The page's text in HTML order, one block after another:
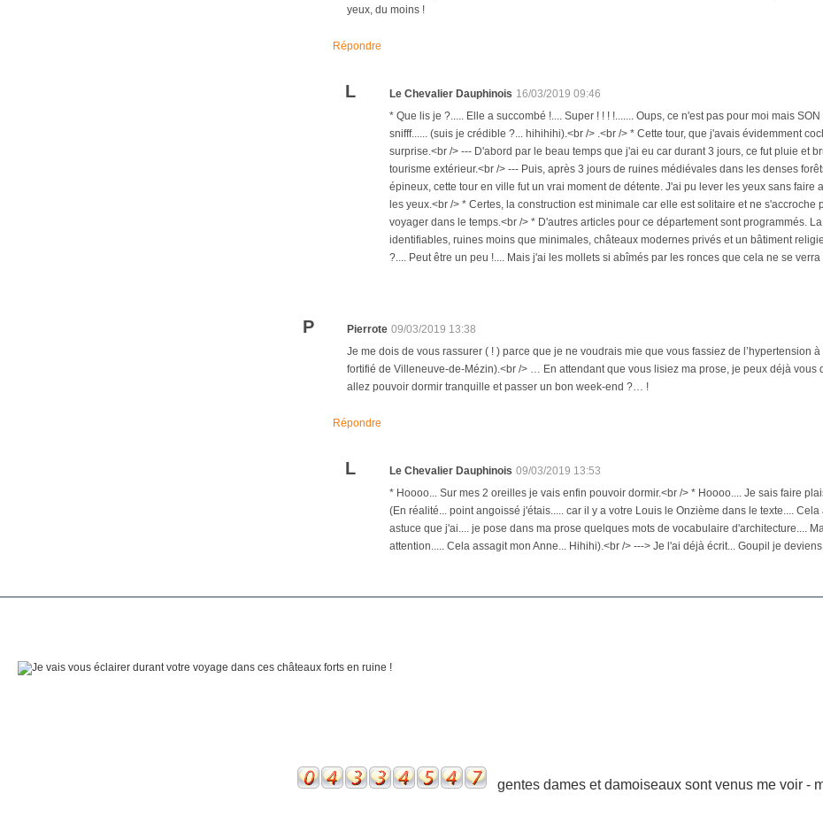
yeux, du moins !
Répondre
L Le Chevalier Dauphinois 16/03/2019 09:46
* Que lis je ?..... Elle a succombé !.... Super ! ! ! !....... Oups, ce n'est pas pour moi mais
snifff...... (suis je crédible ?... hihihihi).<br /> .<br /> * Cette tour, que j'avais évidemment
surprise.<br /> --- D'abord par le beau temps que j'ai eu car durant 3 jours, ce fut pluie et
tourisme extérieur.<br /> --- Puis, après 3 jours de ruines médiévales dans les denses
épineux, cette tour en ville fut un vrai moment de détente. J'ai pu lever les yeux sans faire
les yeux.<br /> * Certes, la construction est minimale car elle est solitaire et ne
voyager dans le temps.<br /> * D'autres articles pour ce département sont programmés.
identifiables, ruines moins que minimales, châteaux modernes privés et un bâtiment
?.... Peut être un peu !.... Mais j'ai les mollets si abîmés par les ronces que cela ne se
P Pierrote 09/03/2019 13:38
Je me dois de vous rassurer ( ! ) parce que je ne voudrais mie que vous fassiez de l’hypertension
fortifié de Villeneuve-de-Mézin).<br /> … En attendant que vous lisiez ma prose, je peux déjà vous
allez pouvoir dormir tranquille et passer un bon week-end ?… !
Répondre
L Le Chevalier Dauphinois 09/03/2019 13:53
* Hoooo... Sur mes 2 oreilles je vais enfin pouvoir dormir.<br /> * Hoooo.... Je sais faire
(En réalité... point angoissé j'étais..... car il y a votre Louis le Onzième dans le texte....
astuce que j'ai.... je pose dans ma prose quelques mots de vocabulaire d'architecture....
attention..... Cela assagit mon Anne... Hihihi).<br /> ---> Je l'ai déjà écrit... Goupil je
gentes dames et damoiseaux sont venus me voir -